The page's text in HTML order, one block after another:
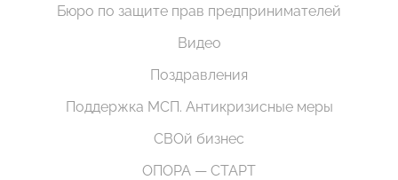
Бюро по защите прав предпринимателей
Видео
Поздравления
Поддержка МСП. Антикризисные меры
СВОй бизнес
ОПОРА — СТАРТ